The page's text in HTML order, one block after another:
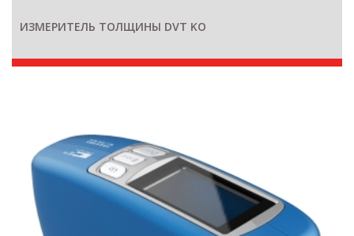
ИЗМЕРИТЕЛЬ ТОЛЩИНЫ DVT KO